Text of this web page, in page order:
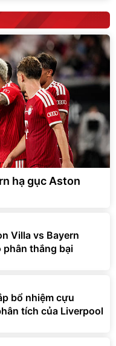
hạ gục Aston
Villa vs Bayern
phân thắng bại
bổ nhiệm cựu
tích của Liverpool